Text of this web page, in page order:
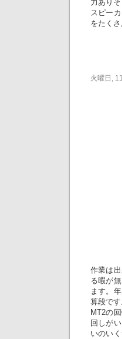
力あり
スピー
をたく
火曜日,
作業は
る暇が
ます。
算段です
MT2の
回しが
いのい